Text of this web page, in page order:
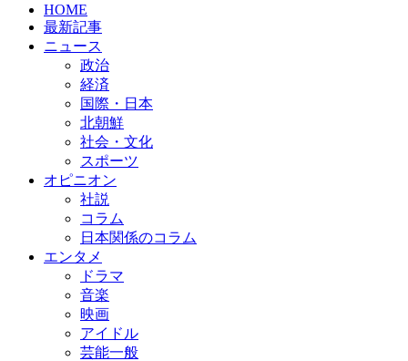
HOME
最新記事
ニュース
政治
経済
国際・日本
北朝鮮
社会・文化
スポーツ
オピニオン
社説
コラム
日本関係のコラム
エンタメ
ドラマ
音楽
映画
アイドル
芸能一般